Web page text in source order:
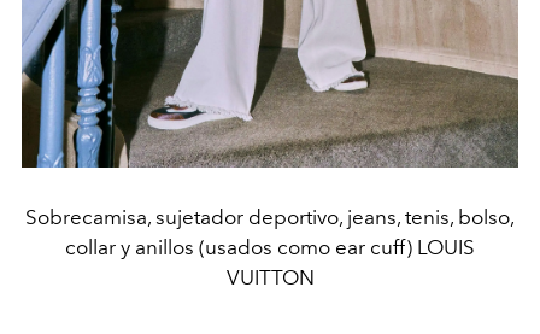
Sobrecamisa, sujetador deportivo, jeans, tenis, bolso,
collar y anillos (usados como ear cuff) LOUIS
VUITTON